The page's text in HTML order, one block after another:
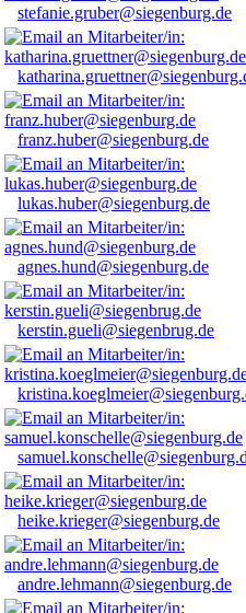
stefanie.gruber@siegenburg.de
franz.huber@siegenburg.de
lukas.huber@siegenburg.de
agnes.hund@siegenburg.de
kerstin.gueli@siegenbrug.de
heike.krieger@siegenburg.de
andre.lehmann@siegenburg.de